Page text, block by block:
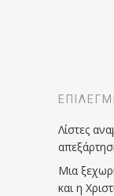
Λίστες
Μια
και η